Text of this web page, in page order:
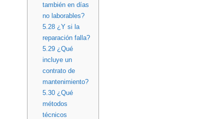
también en días
no laborables?
5.28¿Y si la
reparación falla?
5.29¿Qué
incluye un
contrato de
mantenimiento?
5.30¿Qué
métodos
técnicos